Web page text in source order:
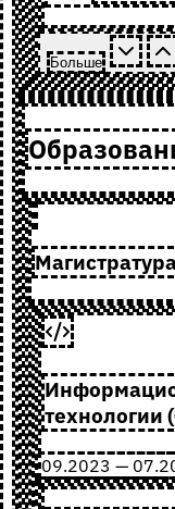
Больше
технологии
09.2023 —